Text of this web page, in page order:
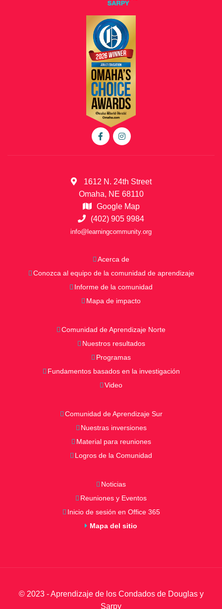
1612 N. 24th Street
Omaha, NE 68110
Google Map
(402) 905 9984
info@learningcommunity.org
Acerca de
Conozca al equipo de la comunidad de aprendizaje
Informe de la comunidad
Mapa de impacto
Comunidad de Aprendizaje Norte
Nuestros resultados
Programas
Fundamentos basados en la investigación
Video
Comunidad de Aprendizaje Sur
Nuestras inversiones
Material para reuniones
Logros de la Comunidad
Noticias
Reuniones y Eventos
Inicio de sesión en Office 365
Mapa del sitio
© 2023 - Aprendizaje de los Condados de Douglas y
Sarpy